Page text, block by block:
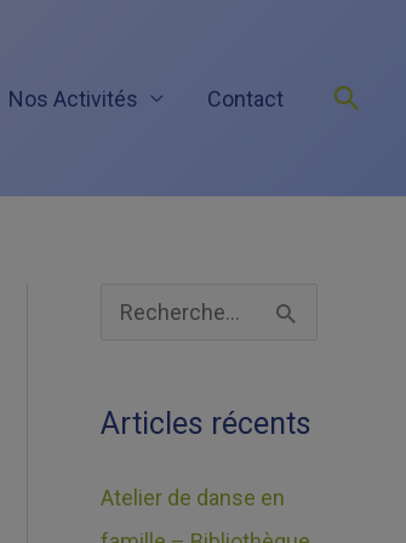
Nos Activités Contact
c
e
r
Articles récents
Atelier de danse en
h